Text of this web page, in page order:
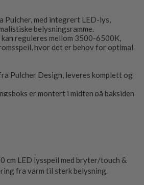
Pulcher, med integrert LED-lys,
belysningsramme.
reguleres mellom 3500-6500K,
hvor det er behov for optimal
Pulcher Design, leveres komplett og
er montert i midten på baksiden
vil berøring/bryteren være plassert
kobles direkte til 230V.
cm LED lysspeil med bryter/touch &
fra varm til sterk belysning.